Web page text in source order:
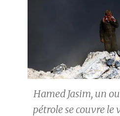
Hamed Jasim, un
pétrole se couvre le